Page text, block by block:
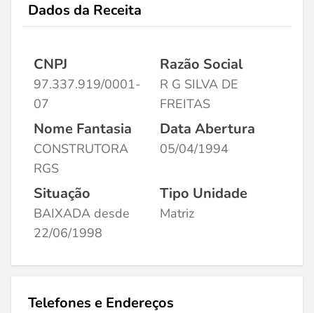
Dados da Receita
CNPJ
97.337.919/0001-
07
Razão Social
R G SILVA DE
FREITAS
Nome Fantasia
CONSTRUTORA
RGS
Data Abertura
05/04/1994
Situação
BAIXADA desde
22/06/1998
Tipo Unidade
Matriz
Telefones e Endereços